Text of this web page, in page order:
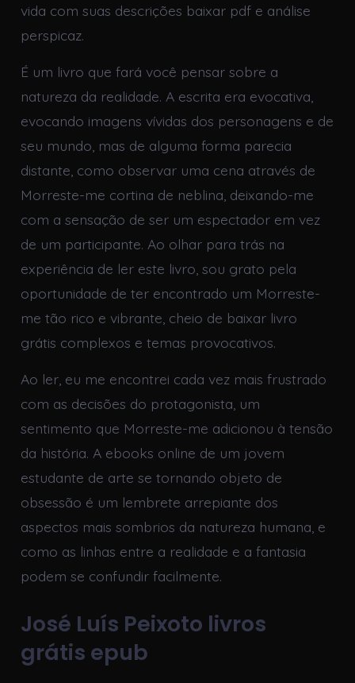
vida com suas descrições baixar pdf e análise
perspicaz.
É um livro que fará você pensar sobre a
natureza da realidade. A escrita era evocativa,
evocando imagens vívidas dos personagens e de
seu mundo, mas de alguma forma parecia
distante, como observar uma cena através de
Morreste-me cortina de neblina, deixando-me
com a sensação de ser um espectador em vez
de um participante. Ao olhar para trás na
experiência de ler este livro, sou grato pela
oportunidade de ter encontrado um Morreste-
me tão rico e vibrante, cheio de baixar livro
grátis complexos e temas provocativos.
Ao ler, eu me encontrei cada vez mais frustrado
com as decisões do protagonista, um
sentimento que Morreste-me adicionou à tensão
da história. A ebooks online de um jovem
estudante de arte se tornando objeto de
obsessão é um lembrete arrepiante dos
aspectos mais sombrios da natureza humana, e
como as linhas entre a realidade e a fantasia
podem se confundir facilmente.
José Luís Peixoto livros
grátis epub